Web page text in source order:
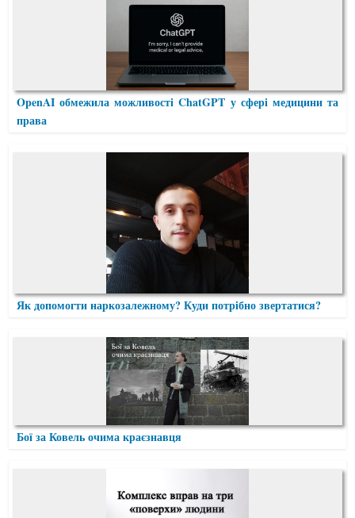
OpenAI обмежила можливості ChatGPT у сфері медицини та
права
Як допомогти наркозалежному? Куди потрібно звертатися?
Бої за Ковель очима краєзнавця